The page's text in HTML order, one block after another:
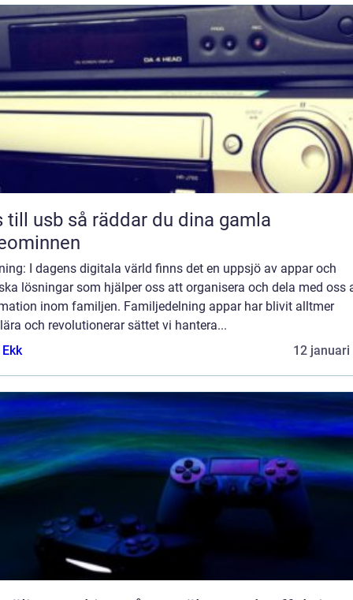
räddar du dina gamla
I dagens digitala värld finns det en uppsjö av appar och
lösningar som hjälper oss att organisera och dela med oss
inom familjen. Familjedelning appar har blivit alltmer
och revolutionerar sättet vi hantera...
12 januari